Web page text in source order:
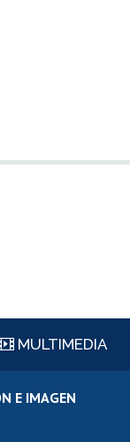
MULTIMEDIA
E IMAGEN